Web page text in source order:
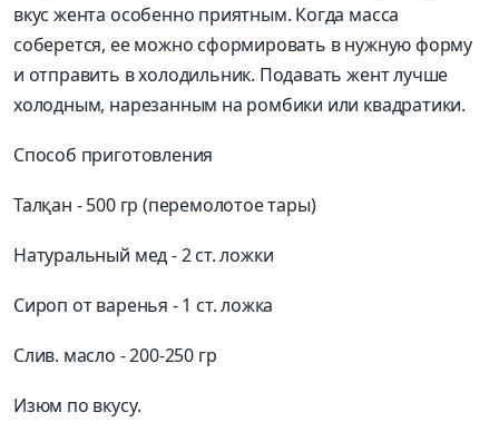
вкус жента особенно приятным. Когда масса
соберется, ее можно сформировать в нужную форму
и отправить в холодильник. Подавать жент лучше
холодным, нарезанным на ромбики или квадратики.
Способ приготовления
Талқан - 500 гр (перемолотое тары)
Натуральный мед - 2 ст. ложки
Сироп от варенья - 1 ст. ложка
Слив. масло - 200-250 гр
Изюм по вкусу.